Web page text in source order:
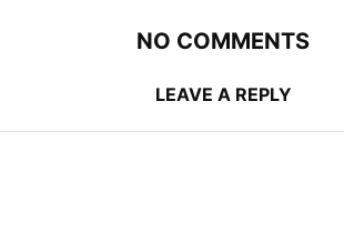
NO COMMENTS
LEAVE A REPLY